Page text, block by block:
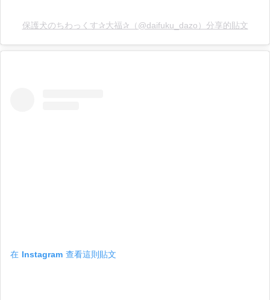
保護犬のちわっくす✰大福✰（@daifuku_dazo）分享的貼文
在 Instagram 查看這則貼文